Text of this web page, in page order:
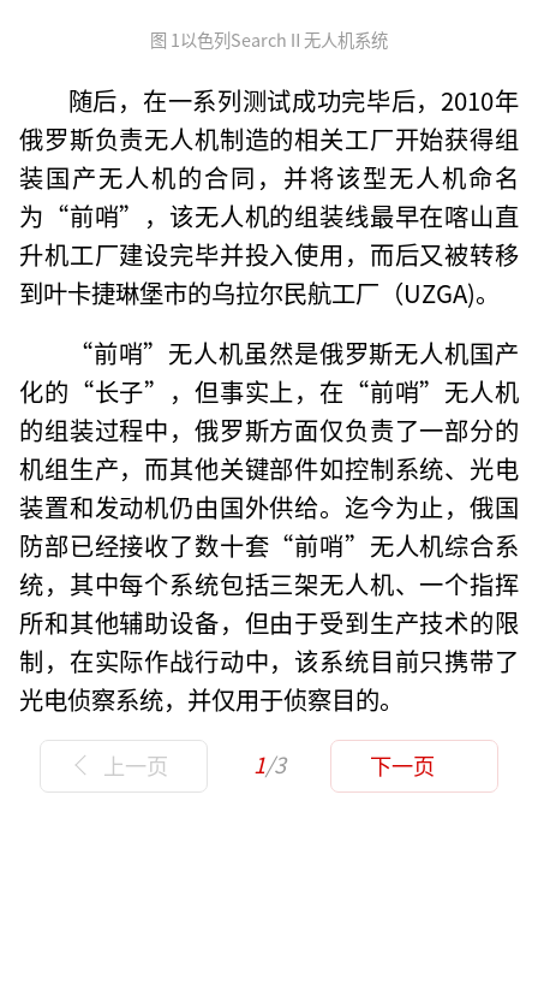
图 1以色列SearchⅡ无人机系统
随后，在一系列测试成功完毕后，2010年
俄罗斯负责无人机制造的相关工厂开始获得组
装国产无人机的合同，并将该型无人机命名
为“前哨”，该无人机的组装线最早在喀山直
升机工厂建设完毕并投入使用，而后又被转移
到叶卡捷琳堡市的乌拉尔民航工厂（UZGA)。
“前哨”无人机虽然是俄罗斯无人机国产
化的“长子”，但事实上，在“前哨”无人机
的组装过程中，俄罗斯方面仅负责了一部分的
机组生产，而其他关键部件如控制系统、光电
装置和发动机仍由国外供给。迄今为止，俄国
防部已经接收了数十套“前哨”无人机综合系
统，其中每个系统包括三架无人机、一个指挥
所和其他辅助设备，但由于受到生产技术的限
制，在实际作战行动中，该系统目前只携带了
光电侦察系统，并仅用于侦察目的。
上一页 1/3 下一页